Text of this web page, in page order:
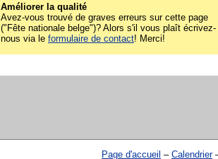
Améliorer la qualité
Avez-vous trouvé de graves erreurs sur cette page
("Fête nationale belge")? Alors s'il vous plaît écrivez-
nous via le formulaire de contact! Merci!
Page d'accueil – Calendrier